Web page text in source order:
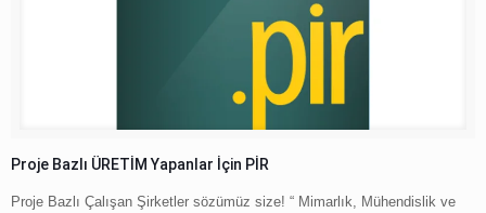
Proje Bazlı ÜRETİM Yapanlar İçin PİR
Proje Bazlı Çalışan Şirketler sözümüz size! “ Mimarlık, Mühendislik ve